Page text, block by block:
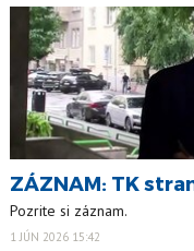
ZÁZNAM: TK
Pozrite si záznam.
1 JÚN 2026 15:42